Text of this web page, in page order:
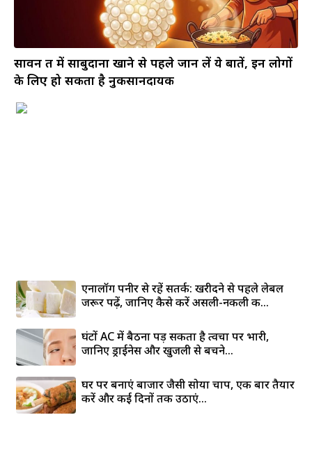
सावन व्रत में साबुदाना खाने से पहले जान लें ये बातें, इन लोगों
के लिए हो सकता है नुकसानदायक
एनालॉग पनीर से रहें सतर्क: खरीदने से पहले लेबल
जरूर पढ़ें, जानिए कैसे करें असली-नकली की...
घंटों AC में बैठना पड़ सकता है त्वचा पर भारी,
जानिए ड्राईनेस और खुजली से बचने...
घर पर बनाएं बाजार जैसी सोया चाप, एक बार तैयार
करें और कई दिनों तक उठाएं...